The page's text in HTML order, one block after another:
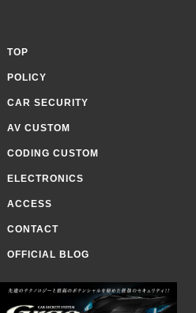
TOP
POLICY
CAR SECURITY
AV CUSTOM
CODING CUSTOM
ELECTRONICS
ACCESS
CONTACT
OFFICIAL BLOG